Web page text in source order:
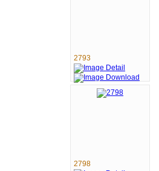
2793
2798